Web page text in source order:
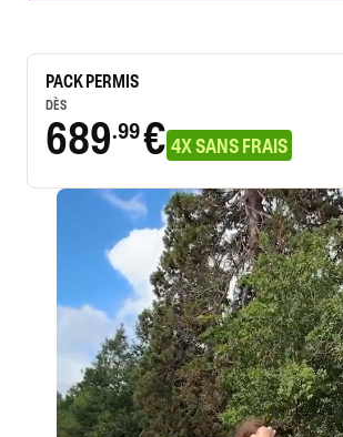
PACK PERMIS
DÈS
689.99€ 4X SANS FRAIS